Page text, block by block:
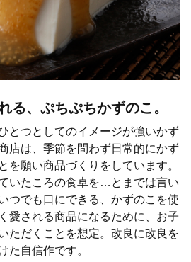
る、ぷちぷちかずのこ。
とつとしてのイメージが強いかず
店は、季節を問わず日常的にかず
を願い商品づくりをしています。
いたころの食卓を…とまでは言い
つでも口にできる、かずのこを使
愛される商品になるために、お子
ただくことを想定。改良に改良を
た自信作です。